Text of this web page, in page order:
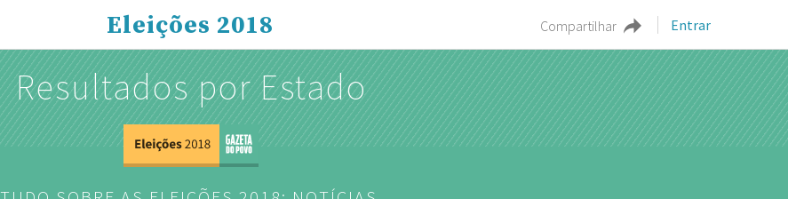
Compartilhar Entrar
Eleições 2018
Resultados por Estado